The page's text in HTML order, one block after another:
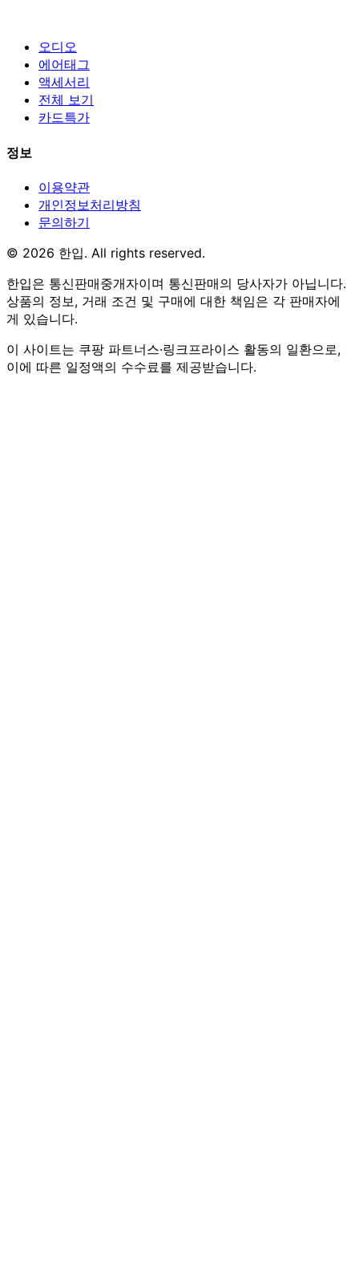
오디오
에어태그
액세서리
전체 보기
카드특가
정보
이용약관
개인정보처리방침
문의하기
© 2026 한입. All rights reserved.
한입은 통신판매중개자이며 통신판매의 당사자가 아닙니다.
상품의 정보, 거래 조건 및 구매에 대한 책임은 각 판매자에
게 있습니다.
이 사이트는 쿠팡 파트너스·링크프라이스 활동의 일환으로,
이에 따른 일정액의 수수료를 제공받습니다.